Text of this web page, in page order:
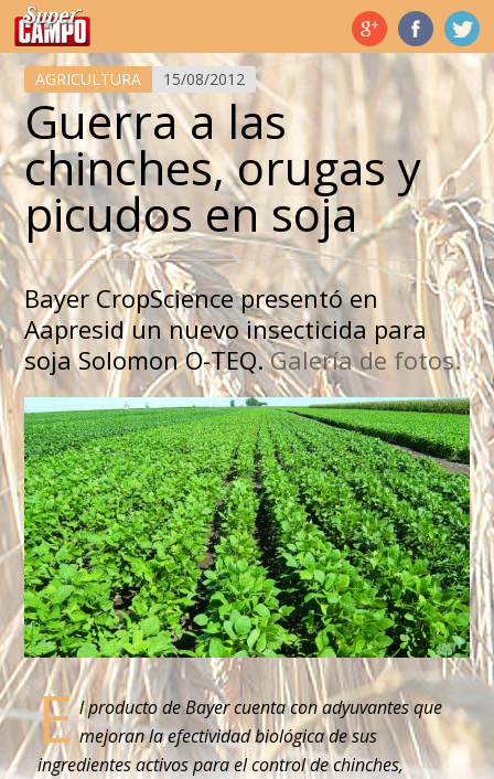
Temas de hoy
AGRICULTURA 15/08/2012
Guerra a las
chinches, orugas y
picudos en soja
Bayer CropScience presentó en
Aapresid un nuevo insecticida para
soja Solomon O-TEQ.Galería de fotos.
E l producto de Bayer cuenta con adyuvantes que
mejoran la efectividad biológica de sus
ingredientes activos para el control de chinches,